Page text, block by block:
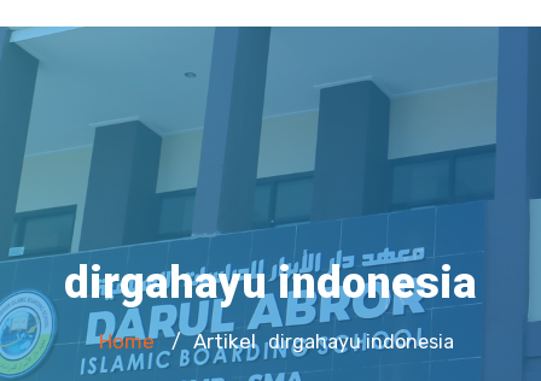
dirgahayu indonesia
Home / Artikel dirgahayu indonesia